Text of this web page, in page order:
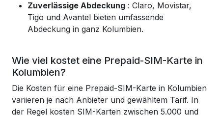
Zuverlässige Abdeckung : Claro, Movistar,
Tigo und Avantel bieten umfassende
Abdeckung in ganz Kolumbien.
Wie viel kostet eine Prepaid-SIM-Karte in
Kolumbien?
Die Kosten für eine Prepaid-SIM-Karte in Kolumbien
variieren je nach Anbieter und gewähltem Tarif. In
der Regel kosten SIM-Karten zwischen 5.000 und